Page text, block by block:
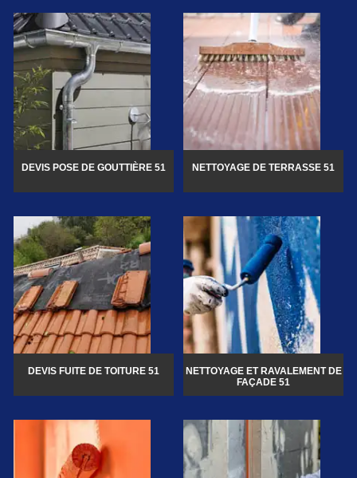
DEVIS POSE DE GOUTTIÈRE 51 NETTOYAGE DE TERRASSE 51
DEVIS FUITE DE TOITURE 51
NETTOYAGE ET RAVALEMENT DE
FAÇADE 51